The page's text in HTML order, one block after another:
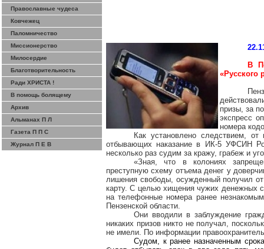
Православные чудеса
Ковчежец
Паломничество
Миссионерство
Милосердие
Благотворительность
Ради ХРИСТА !
В помощь болящему
Архив
Альманах П Л
Газета П П С
Журнал П Е В
В
«Русского
призы, за
экспресс
номера
Как установлено следствием,
отбывающих наказание в ИК-5 УФСИН
несколько раз судим за кражу, грабеж и
«Зная, что в колониях
преступную схему отъема денег у
лишения свободы, осужденный получил
карту. С целью хищения чужих денежных
на телефонные номера ранее
Пензенской области.
Они вводили в заблуждение
никаких призов никто не получал,
не имели. По информации
Судом, к ранее назначенным